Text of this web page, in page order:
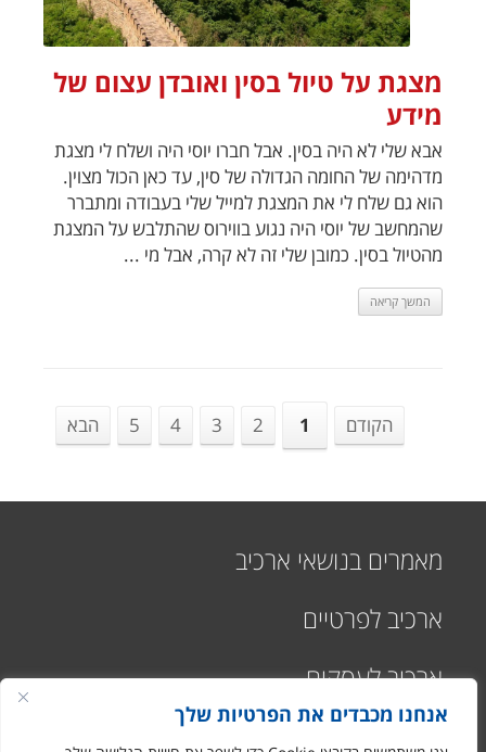
אנחנו מכבדים את הפרטיות שלך
מצגת על טיול בסין ואובדן עצום של
מידע
אבא שלי לא היה בסין. אבל חברו יוסי היה ושלח לי מצגת
מדהימה של החומה הגדולה של סין, עד כאן הכול מצוין.
הוא גם שלח לי את המצגת למייל שלי בעבודה ומתברר
שהמחשב של יוסי היה נגוע בווירוס שהתלבש על המצגת
מהטיול בסין. כמובן שלי זה לא קרה, אבל מי ...
המשך קריאה
הקודם 1
2
3
4
5 הבא
מאמרים בנושאי ארכיב
ארכיב לפרטיים
ארכיב לעסקים